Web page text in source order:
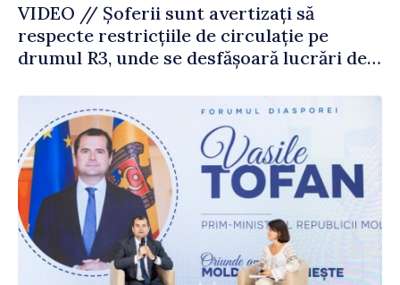
VIDEO // Șoferii sunt avertizați să
respecte restricțiile de circulație pe
drumul R3, unde se desfășoară lucrări de